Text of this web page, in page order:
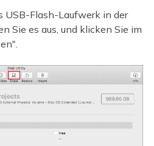
USB-Flash-Laufwerk in der
Sie es aus, und klicken Sie im